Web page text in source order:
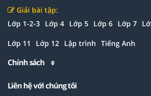
Giải bài tập:
Lớp 1-2-3 Lớp 4 Lớp 5 Lớp 6 Lớp 7
Lớp 11 Lớp 12 Lập trình Tiếng Anh
Chính sách
Liên hệ với chúng tôi